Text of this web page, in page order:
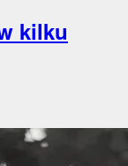
kilku